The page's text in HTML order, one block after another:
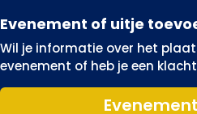
Evenement of uitje
Wil je informatie over het
evenement of heb je een